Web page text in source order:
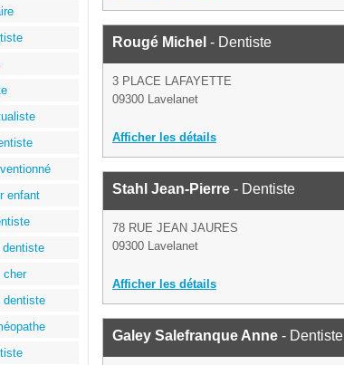
enfant
cher
dentiste
Rougé Michel - Dentiste
3 PLACE LAFAYETTE
09300 Lavelanet
Afficher les détails
Stahl Jean-Pierre - Dentiste
78 RUE JEAN JAURES
09300 Lavelanet
Afficher les détails
Galey Salefranque Anne - Dentiste